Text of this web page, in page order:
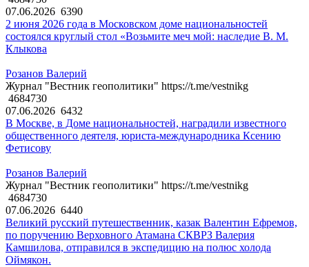
07.06.2026 6390
2 июня 2026 года в Московском доме национальностей
состоялся круглый стол «Возьмите меч мой: наследие В. М.
Клыкова
Розанов Валерий
Журнал "Вестник геополитики" https://t.me/vestnikg
4684730
07.06.2026 6432
В Москве, в Доме национальностей, наградили известного
общественного деятеля, юриста-международника Ксению
Фетисову
Розанов Валерий
Журнал "Вестник геополитики" https://t.me/vestnikg
4684730
07.06.2026 6440
Великий русский путешественник, казак Валентин Ефремов,
по поручению Верховного Атамана СКВРЗ Валерия
Камшилова, отправился в экспедицию на полюс холода
Оймякон.